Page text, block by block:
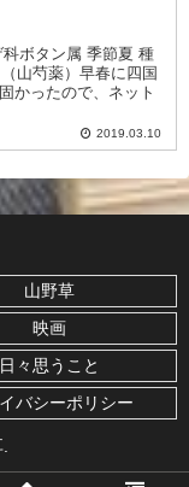
ボタン属 季節夏 種
山芍薬）早春に四国
かったので、ネット
2019.03.10
山野草
映画
日々思うこと
バシーポリシー